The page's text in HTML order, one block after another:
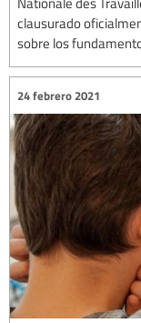
clausurado
sobre los
24 febrero 2021